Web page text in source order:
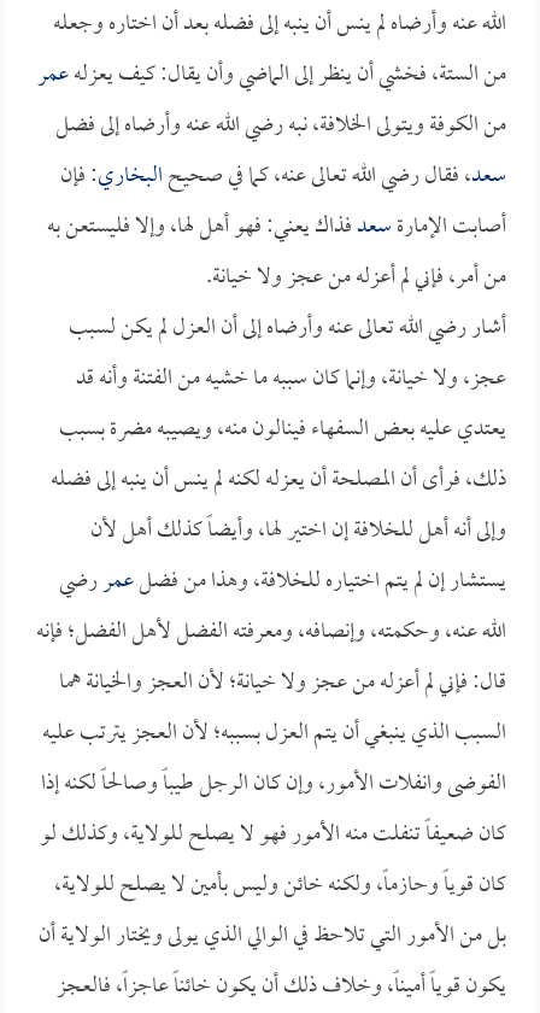
الله عنه وأرضاه لم ينس أن ينبه إلى فضله بعد أن اختاره وجعله
من الستة، فخشي أن ينظر إلى الماضي وأن يقال: كيف يعزلهعمر
من الكوفة ويتولى الخلافة، نبه رضي الله عنه وأرضاه إلى فضل
سعد، فقال رضي الله تعالى عنه، كما في صحيحالبخاري: فإن
أصابت الإمارةسعدفذاك يعني: فهو أهل لها، وإلا فليستعن به
من أمر، فإني لم أعزله من عجز ولا خيانة.
أشار رضي الله تعالى عنه وأرضاه إلى أن العزل لم يكن لسبب
عجز، ولا خيانة، وإنما كان سببه ما خشيه من الفتنة وأنه قد
يعتدي عليه بعض السفهاء فينالون منه، ويصيبه مضرة بسبب
ذلك، فرأى أن المصلحة أن يعزله لكنه لم ينس أن ينبه إلى فضله
وإلى أنه أهل للخلافة إن اختير لها، وأيضاً كذلك أهل لأن
يستشار إن لم يتم اختياره للخلافة، وهذا من فضلعمررضي
الله عنه، وحكمته، وإنصافه، ومعرفته الفضل لأهل الفضل؛ فإنه
قال: فإني لم أعزله من عجز ولا خيانة؛ لأن العجز والخيانة هما
السبب الذي ينبغي أن يتم العزل بسببه؛ لأن العجز يترتب عليه
الفوضى وانفلات الأمور، وإن كان الرجل طيباً وصالحاً لكنه إذا
كان ضعيفاً تنفلت منه الأمور فهو لا يصلح للولاية، وكذلك لو
كان قوياً وحازماً، ولكنه خائن وليس بأمين لا يصلح للولاية،
بل من الأمور التي تلاحظ في الوالي الذي يولى ويختار الولاية أن
يكون قوياً أميناً، وخلاف ذلك أن يكون خائناً عاجزاً، فالعجز